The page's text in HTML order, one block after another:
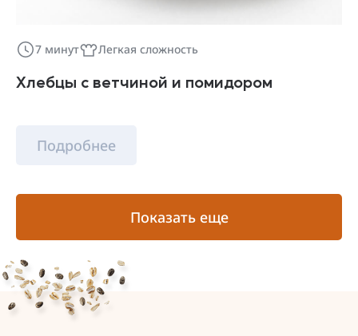
7 минут Легкая сложность
Хлебцы с ветчиной и помидором
Подробнее
Показать еще